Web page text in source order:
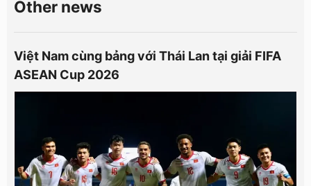
Other news
Việt Nam cùng bảng với Thái Lan tại giải FIFA
ASEAN Cup 2026